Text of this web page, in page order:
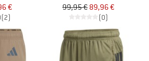
€
(2)
99,95 € 89,96 €
(0)